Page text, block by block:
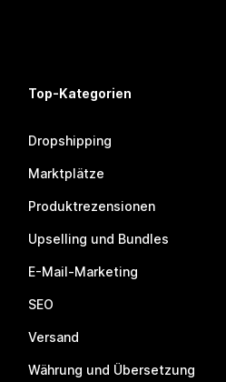
Top-Kategorien
Dropshipping
Marktplätze
Produktrezensionen
Upselling und Bundles
E-Mail-Marketing
SEO
Versand
Währung und Übersetzung